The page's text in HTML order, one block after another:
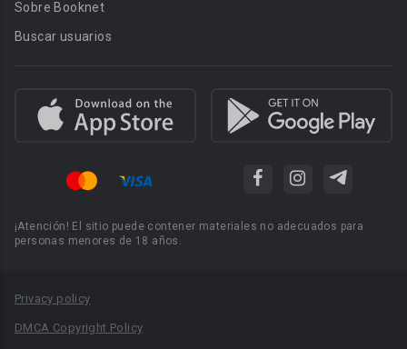
Sobre Booknet
Buscar usuarios
¡Atención! El sitio puede contener materiales no adecuados para
personas menores de 18 años.
Privacy policy
DMCA Copyright Policy